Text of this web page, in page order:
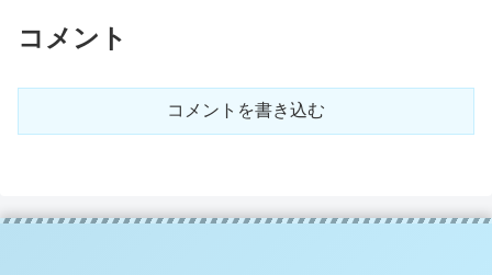
コメント
コメントを書き込む